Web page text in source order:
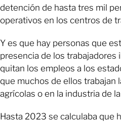
detención de hasta tres mil
operativos en los centros de
Y es que hay personas que
presencia de los trabajadores
quitan los empleos a los
que muchos de ellos trabajan
agrícolas o en la industria de
Hasta 2023 se calculaba que